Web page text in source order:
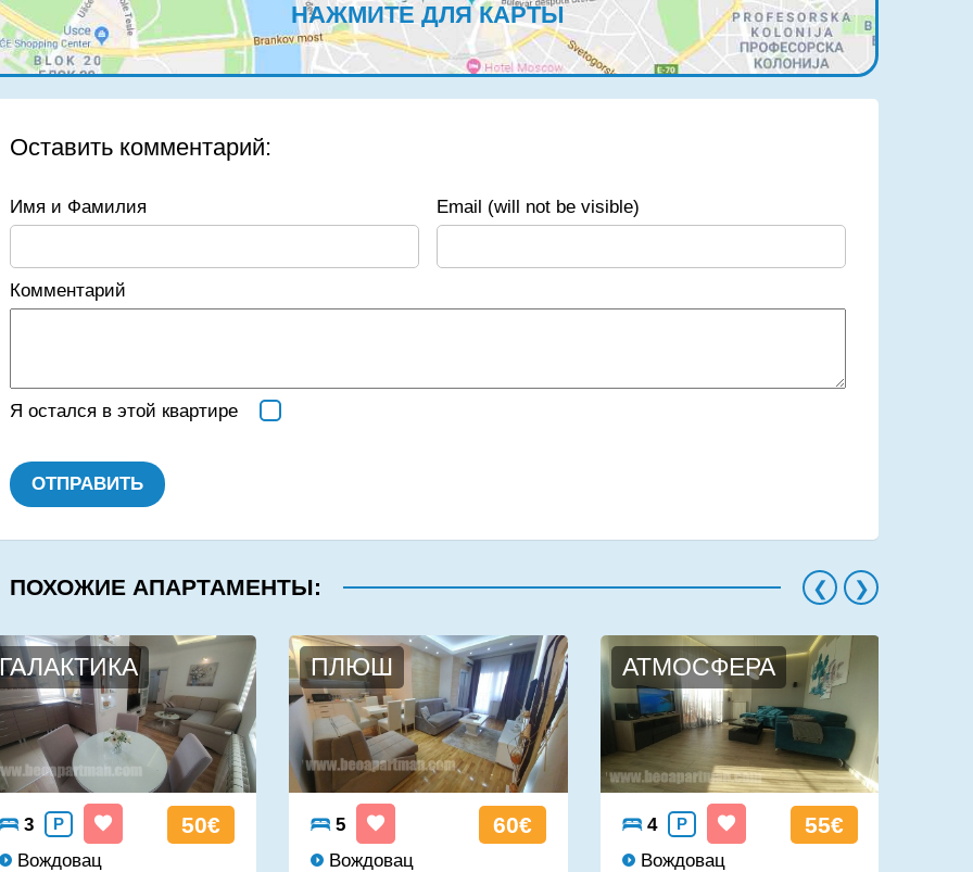
НАЖМИТЕ ДЛЯ КАРТЫ
Оставить комментарий:
Имя и Фамилия Email (will not be visible)
Комментарий
Я остался в этой квартире
ОТПРАВИТЬ
ПОХОЖИЕ АПАРТАМЕНТЫ:
ГАЛАКТИКА
3 P 50€
Вождовац
ПЛЮШ
5 60€
Вождовац
АТМОСФЕРА
4 P 55€
Вождовац